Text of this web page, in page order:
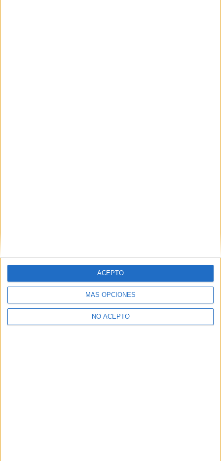
MÁS OPCIONES
NO ACEPTO
ACEPTO
Y como regalo de agradecimiento, por registrarte te daremos
gratis una copia de nuestro ebook con 100 consejos para tu
primer año de universidad